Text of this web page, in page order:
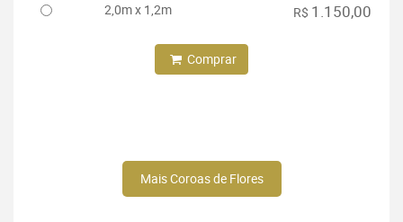
2,0m x 1,2m R$ 1.150,00
Comprar
Mais Coroas de Flores